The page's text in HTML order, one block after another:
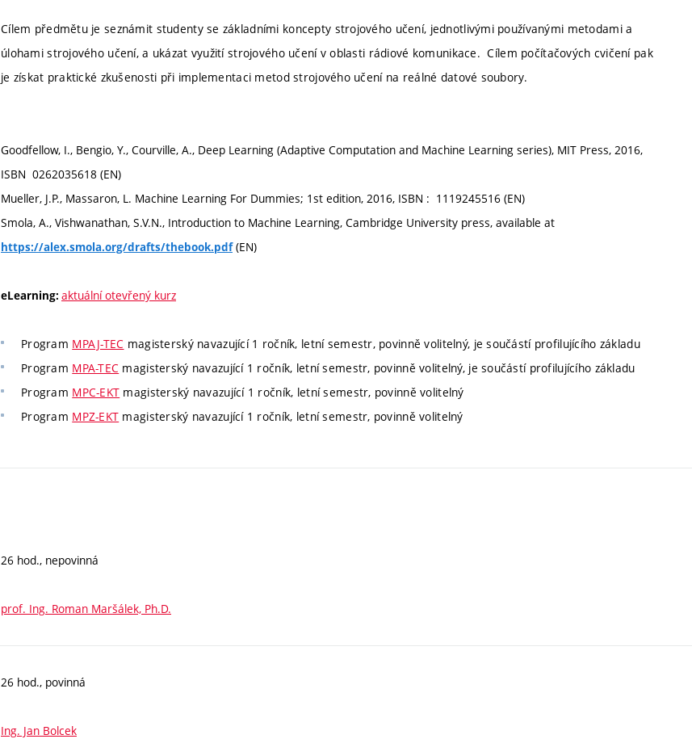
Cílem předmětu je seznámit studenty se základními koncepty strojového učení, jednotlivými používanými metodami a
úlohami strojového učení, a ukázat využití strojového učení v oblasti rádiové komunikace. Cílem počítačových cvičení pak
je získat praktické zkušenosti při implementaci metod strojového učení na reálné datové soubory.
Goodfellow, I., Bengio, Y., Courville, A., Deep Learning (Adaptive Computation and Machine Learning series), MIT Press, 2016,
ISBN ‎ 0262035618 (EN)
Mueller, J.P., Massaron, L. Machine Learning‎ For Dummies; 1st edition, 2016, ISBN : ‎ 1119245516 (EN)
Smola, A., Vishwanathan, S.V.N., Introduction to Machine Learning, Cambridge University press, available at
https://alex.smola.org/drafts/thebook.pdf(EN)
eLearning: aktuální otevřený kurz
Program MPAJ-TEC magisterský navazující 1 ročník, letní semestr, povinně volitelný, je součástí profilujícího základu
Program MPA-TEC magisterský navazující 1 ročník, letní semestr, povinně volitelný, je součástí profilujícího základu
Program MPC-EKT magisterský navazující 1 ročník, letní semestr, povinně volitelný
Program MPZ-EKT magisterský navazující 1 ročník, letní semestr, povinně volitelný
26 hod., nepovinná
prof. Ing. Roman Maršálek, Ph.D.
26 hod., povinná
Ing. Jan Bolcek